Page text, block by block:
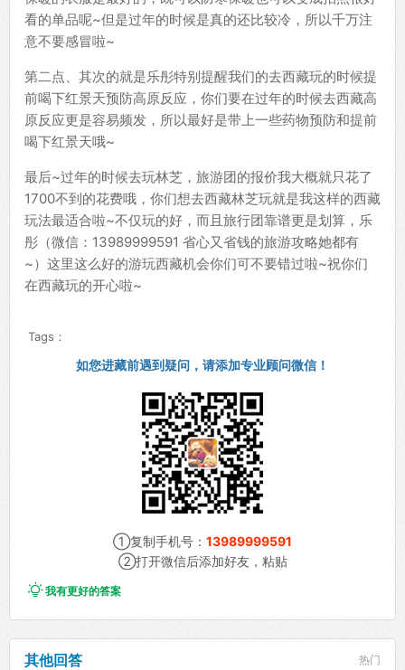
看的单品呢~但是过年的时候是真的还比较冷，所以千万注
意不要感冒啦~
第二点、其次的就是乐彤特别提醒我们的去西藏玩的时候提
前喝下红景天预防高原反应，你们要在过年的时候去西藏高
原反应更是容易频发，所以最好是带上一些药物预防和提前
喝下红景天哦~
最后~过年的时候去玩林芝，旅游团的报价我大概就只花了
1700不到的花费哦，你们想去西藏林芝玩就是我这样的西藏
玩法最适合啦~不仅玩的好，而且旅行团靠谱更是划算，乐
彤（微信：13989999591 省心又省钱的旅游攻略她都有
~）这里这么好的游玩西藏机会你们可不要错过啦~祝你们
在西藏玩的开心啦~
Tags：
如您进藏前遇到疑问，请添加专业顾问微信！
①复制手机号： 13989999591
②打开微信后添加好友，粘贴
我有更好的答案
其他回答 热门